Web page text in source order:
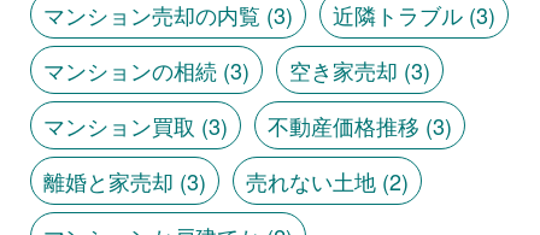
マンション売却の内覧 (3) 近隣トラブル(3)
マンションの相続(3) 空き家売却 (3)
マンション買取 (3) 不動産価格推移 (3)
離婚と家売却 (3) 売れない土地(2)